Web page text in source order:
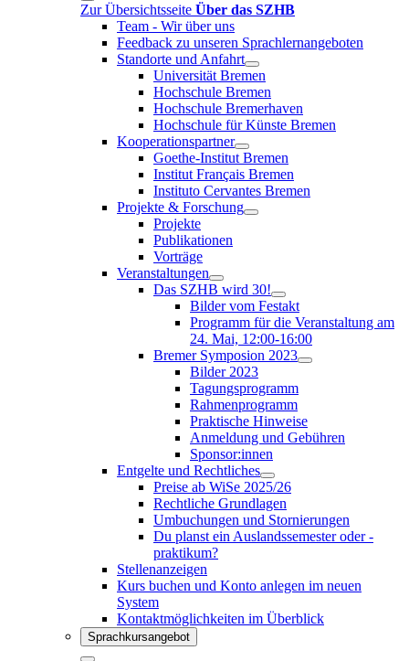
Zur Übersichtsseite Über das SZHB
Team - Wir über uns
Feedback zu unseren Sprachlernangeboten
Standorte und Anfahrt
Universität Bremen
Hochschule Bremen
Hochschule Bremerhaven
Hochschule für Künste Bremen
Kooperationspartner
Goethe-Institut Bremen
Institut Français Bremen
Instituto Cervantes Bremen
Projekte & Forschung
Projekte
Publikationen
Vorträge
Veranstaltungen
Das SZHB wird 30!
Bilder vom Festakt
Programm für die Veranstaltung am
24. Mai, 12:00-16:00
Bremer Symposion 2023
Bilder 2023
Tagungsprogramm
Rahmenprogramm
Praktische Hinweise
Anmeldung und Gebühren
Sponsor:innen
Entgelte und Rechtliches
Preise ab WiSe 2025/26
Rechtliche Grundlagen
Umbuchungen und Stornierungen
Du planst ein Auslandssemester oder -
praktikum?
Stellenanzeigen
Kurs buchen und Konto anlegen im neuen
System
Kontaktmöglichkeiten im Überblick
Sprachkursangebot